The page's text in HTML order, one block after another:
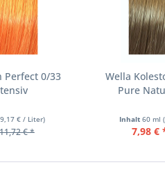
Perfect 0/33
€ / Liter)
11,72 € *
Wella
Pure
Inhalt60 ml
7,98 €